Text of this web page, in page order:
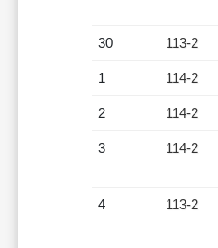
30 113-2
1 114-2
2 114-2
3 114-2
4 113-2